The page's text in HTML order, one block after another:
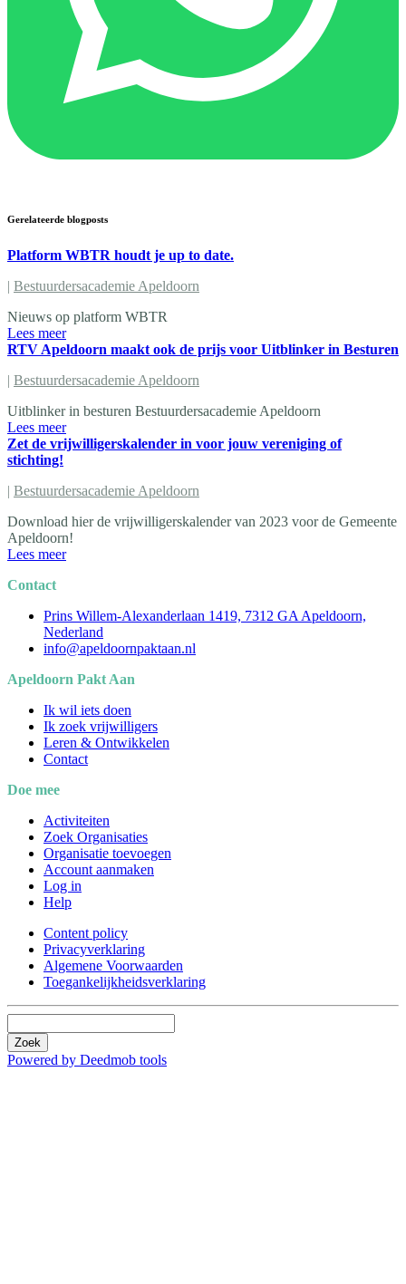
Gerelateerde blogposts
Platform WBTR houdt je up to date.
| Bestuurdersacademie Apeldoorn
Nieuws op platform WBTR
Lees meer
RTV Apeldoorn maakt ook de prijs voor Uitblinker in Besturen
| Bestuurdersacademie Apeldoorn
Uitblinker in besturen Bestuurdersacademie Apeldoorn
Lees meer
Zet de vrijwilligerskalender in voor jouw vereniging of
stichting!
| Bestuurdersacademie Apeldoorn
Download hier de vrijwilligerskalender van 2023 voor de Gemeente
Apeldoorn!
Lees meer
Contact
Prins Willem-Alexanderlaan 1419, 7312 GA Apeldoorn,
Nederland
info@apeldoornpaktaan.nl
Apeldoorn Pakt Aan
Ik wil iets doen
Ik zoek vrijwilligers
Leren & Ontwikkelen
Contact
Doe mee
Activiteiten
Zoek Organisaties
Organisatie toevoegen
Account aanmaken
Log in
Help
Content policy
Privacyverklaring
Algemene Voorwaarden
Toegankelijkheidsverklaring
Zoek
Powered by Deedmob tools